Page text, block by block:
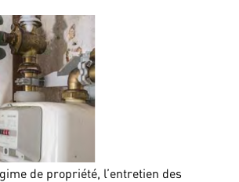
de propriété, l’entretien des